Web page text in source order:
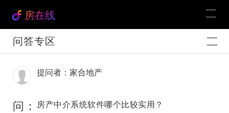
房在线
问答专区
提问者：家合地产
问： 房产中介系统软件哪个比较实用？